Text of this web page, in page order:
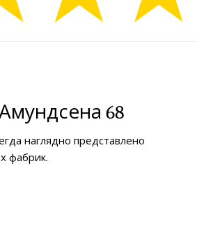
68
наглядно представлено
фабрик.